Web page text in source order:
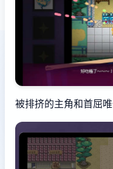
被排挤的主角和首屈